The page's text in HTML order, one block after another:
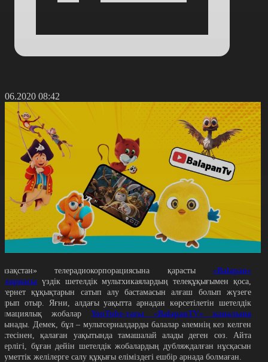
08:42
телерадиокорпорациясына қарасты «Balapan»
үздік шетелдік мультхикаялардың телеқұқығымен қоса,
құқықтарын сатып алу бастамасын алғаш болып жүзеге
отыр. Яғни, алдағы уақытта арнадан көрсетілетін шетелдік
жобалар YouTube-тағы «BalapanTV» каналына
Демек, бұл – мультсериалдарды балалар әлемнің кез келген
қалаған уақытында тамашалай алады деген сөз. Айта
бұған дейін шетелдік жобалардың дубляждалған нұсқасын
желілерге салу құқығы еліміздегі ешбір арнада болмаған.